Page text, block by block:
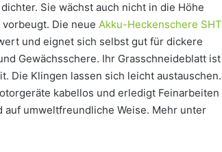
Sie wächst auch nicht in die Höhe
Die neue Akku-Heckenschere SHT
und eignet sich selbst gut für dickere
Gewächsschere. Ihr Grasschneideblatt ist
Die Klingen lassen sich leicht austauschen.
kabellos und erledigt Feinarbeiten
auf umweltfreundliche Weise. Mehr unter